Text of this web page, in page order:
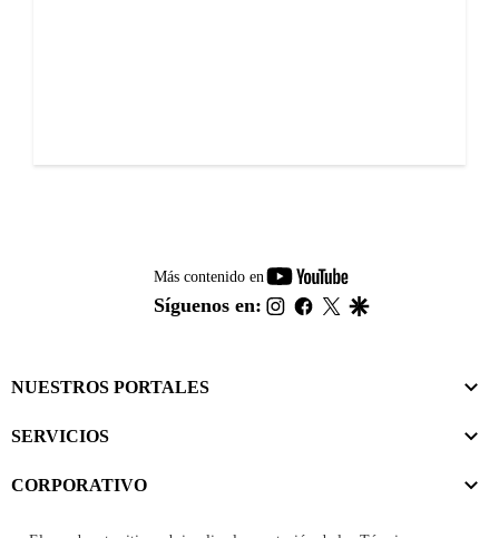
Más contenido en
youtube-
footer
Síguenos en: instagram
facebook
twitter
NUESTROS PORTALES
SERVICIOS
CORPORATIVO